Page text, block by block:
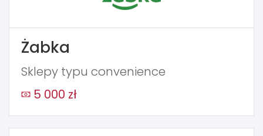
Żabka
Sklepy typu convenience
5 000 zł